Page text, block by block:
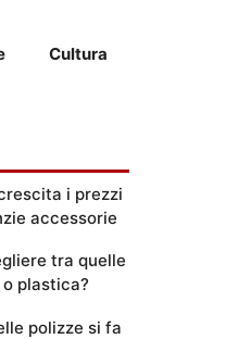
Cultura
i prezzi
accessorie
tra quelle
plastica?
polizze si fa